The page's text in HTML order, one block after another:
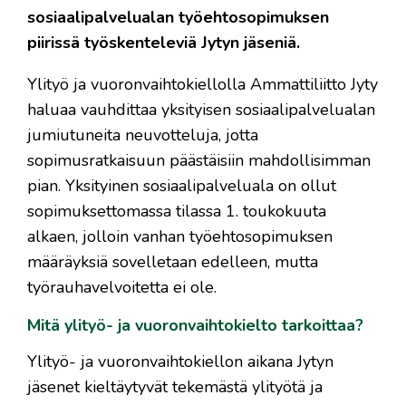
sosiaalipalvelualan työehtosopimuksen
piirissä työskenteleviä Jytyn jäseniä.
Ylityö ja vuoronvaihtokiellolla Ammattiliitto Jyty
haluaa vauhdittaa yksityisen sosiaalipalvelualan
jumiutuneita neuvotteluja, jotta
sopimusratkaisuun päästäisiin mahdollisimman
pian. Yksityinen sosiaalipalveluala on ollut
sopimuksettomassa tilassa 1. toukokuuta
alkaen, jolloin vanhan työehtosopimuksen
määräyksiä sovelletaan edelleen, mutta
työrauhavelvoitetta ei ole.
Mitä ylityö- ja vuoronvaihtokielto tarkoittaa?
Ylityö- ja vuoronvaihtokiellon aikana Jytyn
jäsenet kieltäytyvät tekemästä ylityötä ja